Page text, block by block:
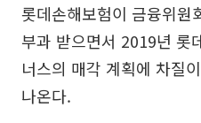
롯데손해보험이 금융위원
부과 받으면서 2019년 롯
너스의 매각 계획에 차질
나온다.